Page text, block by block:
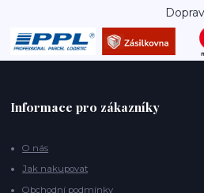
Doprava a
Informace pro zákazníky
O nás
Jak nakupovat
Obchodní podmínky